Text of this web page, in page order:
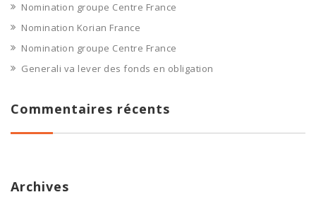
Nomination groupe Centre France
Nomination Korian France
Nomination groupe Centre France
Generali va lever des fonds en obligation
Commentaires récents
Archives